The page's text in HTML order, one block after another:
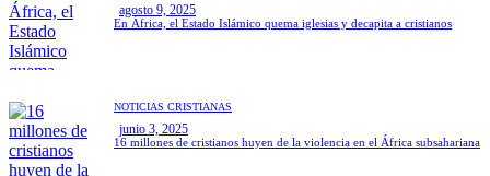
agosto 9, 2025
En África, el Estado Islámico quema iglesias y decapita a cristianos
NOTICIAS CRISTIANAS
junio 3, 2025
16 millones de cristianos huyen de la violencia en el África subsahariana